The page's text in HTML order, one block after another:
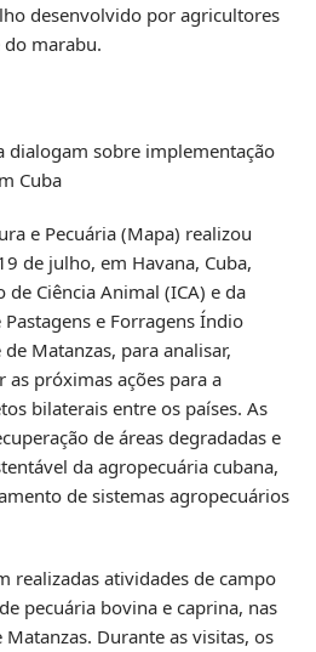
desenvolvido por agricultores
marabu.
dialogam sobre implementação
Cuba
e Pecuária (Mapa) realizou
de julho, em Havana, Cuba,
Ciência Animal (ICA) e da
e Forragens Índio
Matanzas, para analisar,
próximas ações para a
bilaterais entre os países. As
de áreas degradadas e
da agropecuária cubana,
de sistemas agropecuários
realizadas atividades de campo
pecuária bovina e caprina, nas
Durante as visitas, os